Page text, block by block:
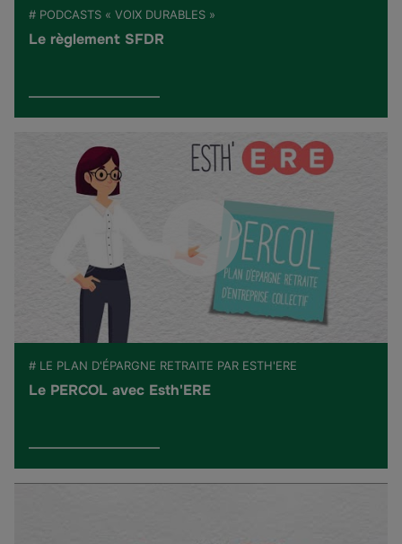
# PODCASTS « VOIX DURABLES »
Le règlement SFDR
# LE PLAN D'ÉPARGNE RETRAITE PAR ESTH'ERE
Le PERCOL avec Esth'ERE